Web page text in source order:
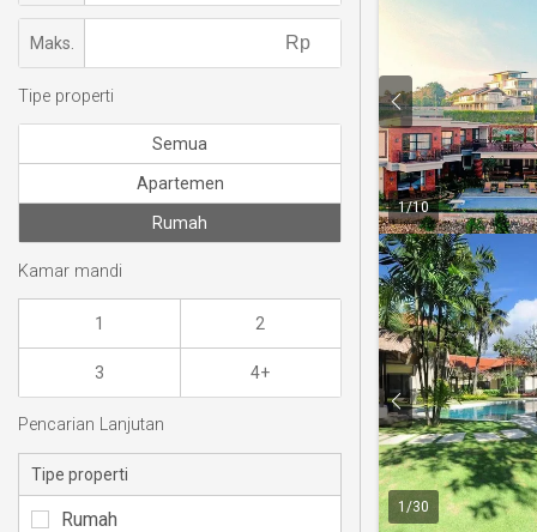
1/10
1 /30
Maks.
Tipe properti
Semua
Apartemen
Rumah
Kamar mandi
1 2
3 4+
Pencarian Lanjutan
Tipe properti
Rumah